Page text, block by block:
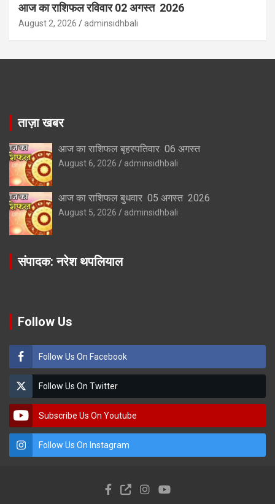
आज का राशिफल रविवार 02 अगस्त 2026
August 2, 2026 adminsidhbali
ताज़ा खबर
आज का राशिफल बृहस्पतिवार 06 अगस्त
August 6, 2026 adminsidhbali
आज का राशिफल बुधवार 05 अगस्त 2026
August 5, 2026 adminsidhbali
संपादक: नरेश थपलियाल
Follow Us
Follow Us On Facebook
Follow Us On Twitter
Subscribe Us On Youtube
Follow Us On Instagram